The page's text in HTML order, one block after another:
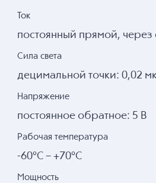
Ток
постоянный прямой, через
Сила света
децимальной точки: 0,02
Напряжение
постоянное обратное: 5 В
Рабочая температура
-60°С – +70°С
Мощность